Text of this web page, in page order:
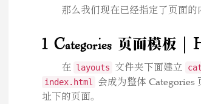
那么我们现在已经指定了页面的
1 Categories 页面模板
在 layouts 文件夹下面建立
index.html 会成为整体 Categories
址下的页面。